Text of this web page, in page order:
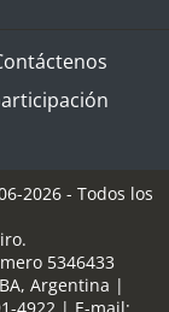
2026 - Todos los
5346433
Argentina |